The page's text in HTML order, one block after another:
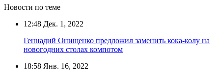
Новости по теме
12:48 Дек. 1, 2022
Геннадий Онищенко предложил заменить кока-колу на
новогодних столах компотом
18:58 Янв. 16, 2022